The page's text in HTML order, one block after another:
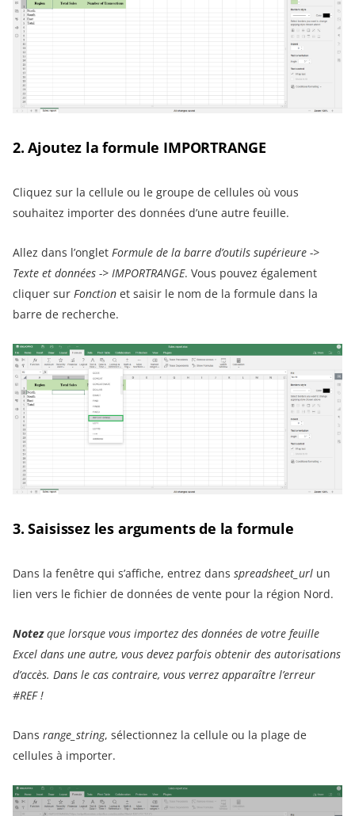
2. Ajoutez la formule IMPORTRANGE
Cliquez sur la cellule ou le groupe de cellules où vous
souhaitez importer des données d’une autre feuille.
Allez dans l’onglet Formule de la barre d’outils supérieure ->
Texte et données -> IMPORTRANGE. Vous pouvez également
cliquer sur Fonction et saisir le nom de la formule dans la
barre de recherche.
3. Saisissez les arguments de la formule
Dans la fenêtre qui s’affiche, entrez dans spreadsheet_url un
lien vers le fichier de données de vente pour la région Nord.
Notezque lorsque vous importez des données de votre feuille
Excel dans une autre, vous devez parfois obtenir des autorisations
d’accès. Dans le cas contraire, vous verrez apparaître l’erreur
#REF !
Dans range_string, sélectionnez la cellule ou la plage de
cellules à importer.